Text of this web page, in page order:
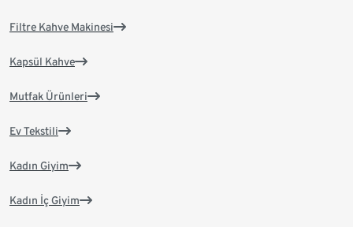
Filtre Kahve Makinesi
Kapsül Kahve
Mutfak Ürünleri
Ev Tekstili
Kadın Giyim
Kadın İç Giyim